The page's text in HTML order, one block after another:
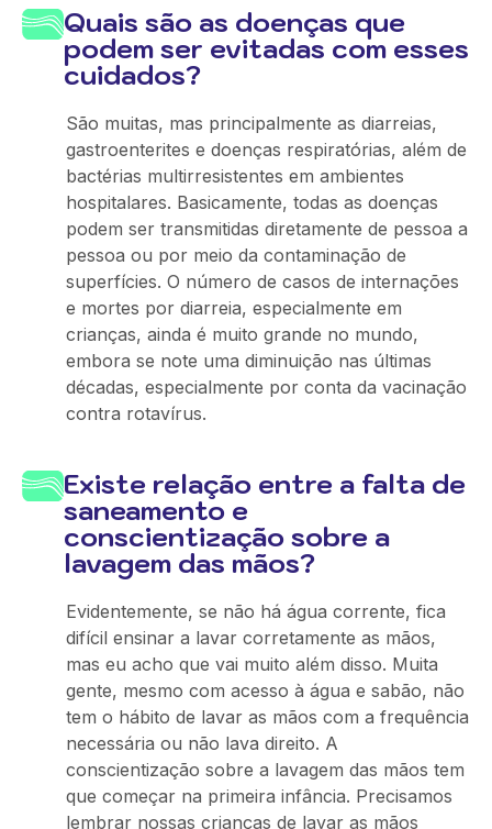
Quais são as doenças que
podem ser evitadas com esses
cuidados?
São muitas, mas principalmente as diarreias,
gastroenterites e doenças respiratórias, além de
bactérias multirresistentes em ambientes
hospitalares. Basicamente, todas as doenças
podem ser transmitidas diretamente de pessoa a
pessoa ou por meio da contaminação de
superfícies. O número de casos de internações
e mortes por diarreia, especialmente em
crianças, ainda é muito grande no mundo,
embora se note uma diminuição nas últimas
décadas, especialmente por conta da vacinação
contra rotavírus.
Existe relação entre a falta de
saneamento e
conscientização sobre a
lavagem das mãos?
Evidentemente, se não há água corrente, fica
difícil ensinar a lavar corretamente as mãos,
mas eu acho que vai muito além disso. Muita
gente, mesmo com acesso à água e sabão, não
tem o hábito de lavar as mãos com a frequência
necessária ou não lava direito. A
conscientização sobre a lavagem das mãos tem
que começar na primeira infância. Precisamos
lembrar nossas crianças de lavar as mãos